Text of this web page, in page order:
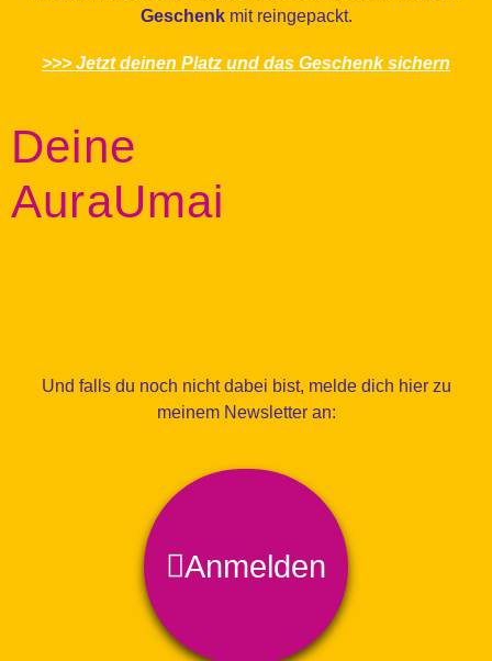
Geschenkmit reingepackt.
>>> Jetzt deinen Platz und das Geschenk sichern
Deine
AuraUmai
Und falls du noch nicht dabei bist, melde dich hier zu
meinem Newsletter an:
Anmelden